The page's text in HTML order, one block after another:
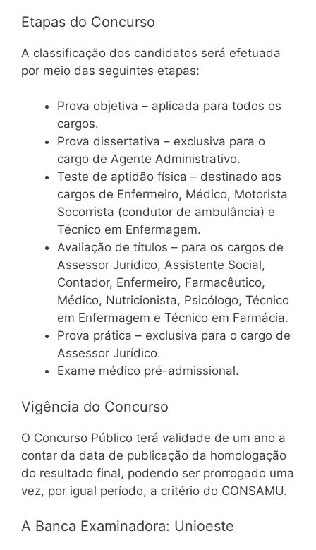
Etapas do Concurso
A classificação dos candidatos será efetuada
por meio das seguintes etapas:
Prova objetiva – aplicada para todos os
cargos.
Prova dissertativa – exclusiva para o
cargo de Agente Administrativo.
Teste de aptidão física – destinado aos
cargos de Enfermeiro, Médico, Motorista
Socorrista (condutor de ambulância) e
Técnico em Enfermagem.
Avaliação de títulos – para os cargos de
Assessor Jurídico, Assistente Social,
Contador, Enfermeiro, Farmacêutico,
Médico, Nutricionista, Psicólogo, Técnico
em Enfermagem e Técnico em Farmácia.
Prova prática – exclusiva para o cargo de
Assessor Jurídico.
Exame médico pré-admissional.
Vigência do Concurso
O Concurso Público terá validade de um ano a
contar da data de publicação da homologação
do resultado final, podendo ser prorrogado uma
vez, por igual período, a critério do CONSAMU.
A Banca Examinadora: Unioeste